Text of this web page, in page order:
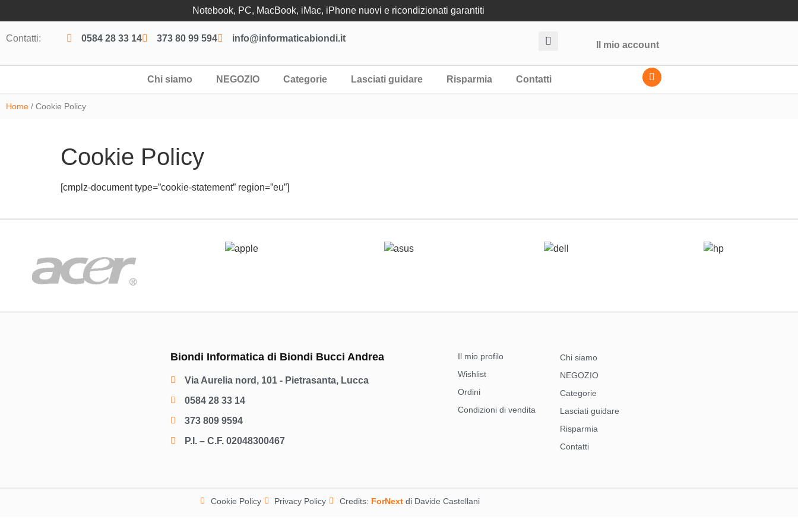
Notebook, PC, MacBook, iMac, iPhone nuovi e ricondizionati garantiti
Contatti: 0584 28 33 14 373 80 99 594 info@informaticabiondi.it
Il mio account
Chi siamo NEGOZIO Categorie Lasciati guidare Risparmia Contatti
Home / Cookie Policy
Cookie Policy
[cmplz-document type=”cookie-statement” region=”eu”]
Biondi Informatica di Biondi Bucci Andrea
Via Aurelia nord, 101 - Pietrasanta, Lucca
0584 28 33 14
373 809 9594
P.I. – C.F. 02048300467
Il mio profilo
Wishlist
Ordini
Condizioni di vendita
Chi siamo
NEGOZIO
Categorie
Lasciati guidare
Risparmia
Contatti
Cookie Policy Privacy Policy Credits: ForNext di Davide Castellani